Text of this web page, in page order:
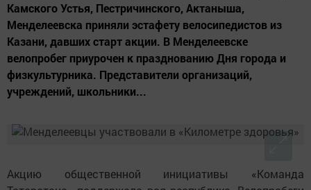
Камского Устья, Пестричинского, Актаныша,
Менделеевска приняли эстафету велосипедистов из
Казани, давших старт акции. В Менделеевске
велопробег приурочен к празднованию Дня города и
физкультурника. Представители организаций,
учреждений, школьники...
Акцию общественной инициативы «Команда